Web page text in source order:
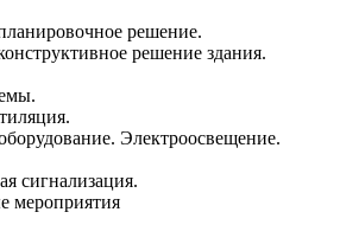
решение.
решение здания.
Электроосвещение.
сигнализация.
мероприятия